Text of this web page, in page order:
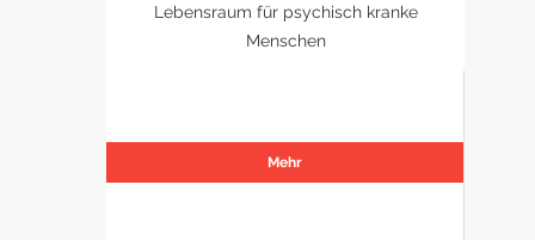
Lebensraum für psychisch kranke
Menschen
Mehr